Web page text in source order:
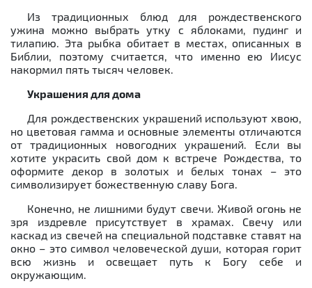
Из традиционных блюд для рождественского
ужина можно выбрать утку с яблоками, пудинг и
тилапию. Эта рыбка обитает в местах, описанных в
Библии, поэтому считается, что именно ею Иисус
накормил пять тысяч человек.
Украшения для дома
Для рождественских украшений используют хвою,
но цветовая гамма и основные элементы отличаются
от традиционных новогодних украшений. Если вы
хотите украсить свой дом к встрече Рождества, то
оформите декор в золотых и белых тонах – это
символизирует божественную славу Бога.
Конечно, не лишними будут свечи. Живой огонь не
зря издревле присутствует в храмах. Свечу или
каскад из свечей на специальной подставке ставят на
окно – это символ человеческой души, которая горит
всю жизнь и освещает путь к Богу себе и
окружающим.